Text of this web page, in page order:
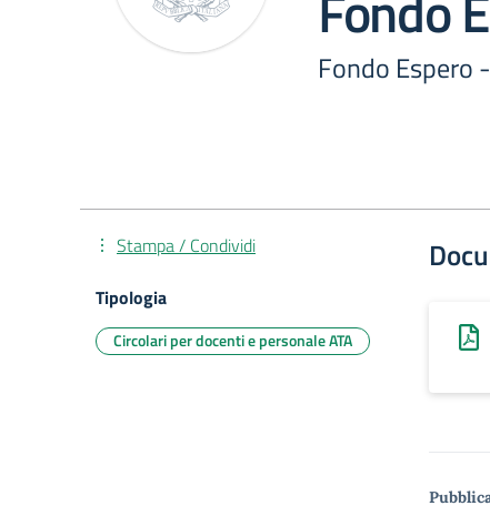
Fondo Espero
Stampa / Condividi
Tipologia
Circolari per docenti e personale ATA